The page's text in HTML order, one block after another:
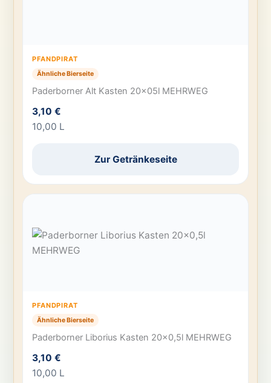
PFANDPIRAT
Ähnliche Bierseite
Paderborner Alt Kasten 20x05l MEHRWEG
3,10 €
10,00 L
Zur Getränkeseite
PFANDPIRAT
Ähnliche Bierseite
Paderborner Liborius Kasten 20×0,5l MEHRWEG
3,10 €
10,00 L